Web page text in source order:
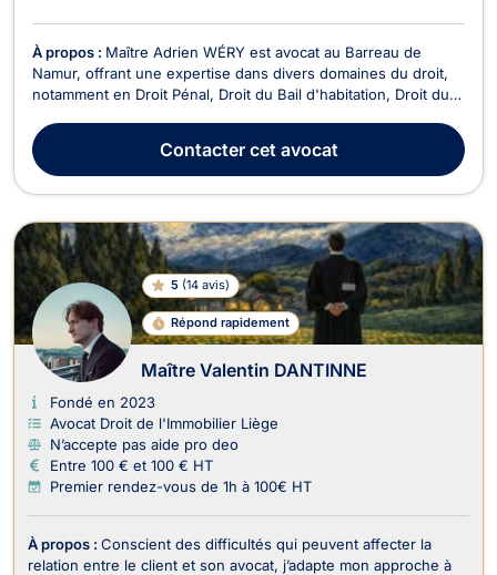
À propos : Maître Adrien WÉRY est avocat au Barreau de
Namur, offrant une expertise dans divers domaines du droit,
notamment en Droit Pénal, Droit du Bail d'habitation, Droit du
(droit des contrats et obligations), Troubles du Voisinage. Son
cabinet, situé au centr...Contactercet avocat
5 (14 avis)
Répond rapidement
Maître Valentin DANTINNE
Fondé en 2023
Avocat Droit de l'Immobilier Liège
N’accepte pas aide pro deo
Entre 100 € et 100 € HT
Premier rendez-vous de 1h à 100€ HT
À propos : Conscient des difficultés qui peuvent affecter la
relation entre le client et son avocat, j’adapte mon approche à